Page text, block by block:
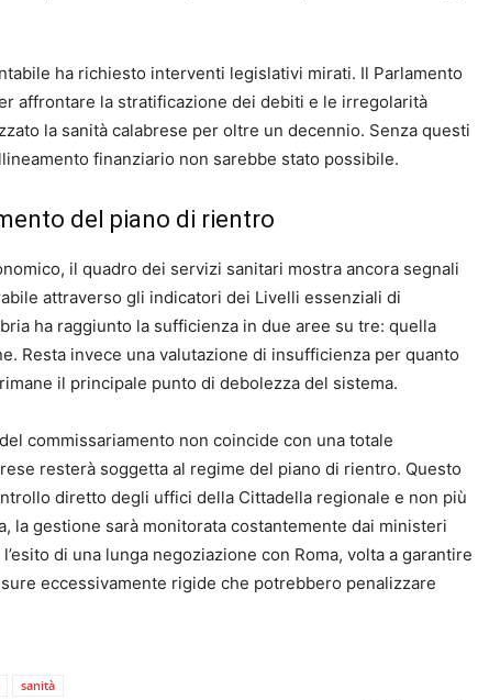
ha richiesto interventi legislativi mirati. Il Parlamento
affrontare la stratificazione dei debiti e le irregolarità
la sanità calabrese per oltre un decennio. Senza questi
finanziario non sarebbe stato possibile.
del piano di rientro
il quadro dei servizi sanitari mostra ancora segnali
attraverso gli indicatori dei Livelli essenziali di
ha raggiunto la sufficienza in due aree su tre: quella
Resta invece una valutazione di insufficienza per quanto
il principale punto di debolezza del sistema.
commissariamento non coincide con una totale
resterà soggetta al regime del piano di rientro. Questo
diretto degli uffici della Cittadella regionale e non più
la gestione sarà monitorata costantemente dai ministeri
di una lunga negoziazione con Roma, volta a garantire
eccessivamente rigide che potrebbero penalizzare
sanità